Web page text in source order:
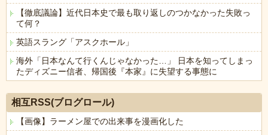
【徹底議論】近代日本史で最も取り返しのつかなかった失敗っ
て何？
英語スラング「アスクホール」
海外「日本なんて行くんじゃなかった…」 日本を知ってしまっ
たディズニー信者、帰国後『本家』に失望する事態に
相互RSS(ブログロール)
【画像】ラーメン屋での出来事を漫画化した